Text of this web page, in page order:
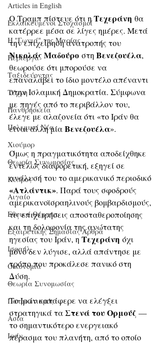
Articles in English
Εκλαϊκευμένοι Στοχασμοί
Η "Γωνιά" της Μαρίας
Περίεργα
Ταξιδεύοντας
Τέχνη
Πανθρησκεία
Πολεμικά Νέα
Χιούμορ
Θεωρία Συνωμοσίας
Κύπρος
Αιγαίο
Εθνικά Θέματα
Εξαιρετικής Σημασίας Άρθρα
Ισραήλ
Οικονομία
Θεωρία Συνομωσίας
Πατριωτισμός
Ασία
Ιράν
Ο Τραμπ πίστευε ότι η Τεχεράνη θα
κατέρρεε μέσα σε λίγες ημέρες. Μετά
την επιχείρηση ανατροπής του
Νικολάς Μαδούρο στη Βενεζουέλα,
θεωρούσε ότι μπορούσε να
επαναλάβει το ίδιο μοντέλο απέναντι
στην Ισλαμική Δημοκρατία. Σύμφωνα
με πηγές από το περιβάλλον του,
έλεγε με αλαζονεία ότι «το Ιράν θα
είναι άλλη μία Βενεζουέλα».
Όμως η πραγματικότητα αποδείχθηκε
εντελώς διαφορετική, εξηγεί σε
ανάλυσή του το αμερικανικό περιοδικό
«Ατλάντικ». Παρά τους σφοδρούς
αμερικανοϊσραηλινούς βομβαρδισμούς,
τις επιχειρήσεις αποσταθεροποίησης
και τη δολοφονία της ανώτατης
ηγεσίας του Ιράν, η Τεχεράνη όχι
μόνο δεν λύγισε, αλλά απάντησε με
τρόπο που προκάλεσε πανικό στη
Δύση.
Το Ιράν κατάφερε να ελέγξει
στρατηγικά τα Στενά του Ορμούζ —
το σημαντικότερο ενεργειακό
πέρασμα του πλανήτη, από το οποίο